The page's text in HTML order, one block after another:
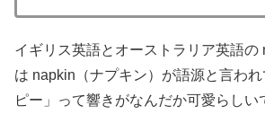
イギリス英語とオーストラリア英語の
は napkin（ナプキン）が語源と言わ
ピー」って響きがなんだか可愛らしい